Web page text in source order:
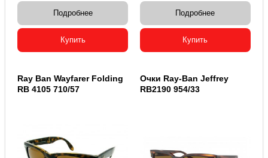
Подробнее
Купить
Подробнее
Купить
Ray Ban Wayfarer Folding
RB 4105 710/57
Очки Ray-Ban Jeffrey
RB2190 954/33